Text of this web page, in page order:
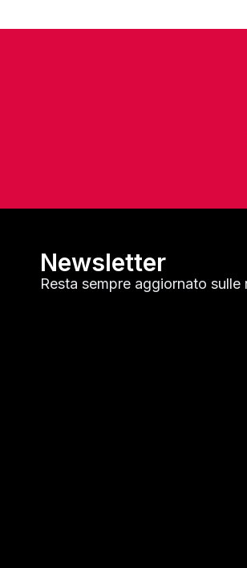
Newsletter
Resta sempre aggiornato